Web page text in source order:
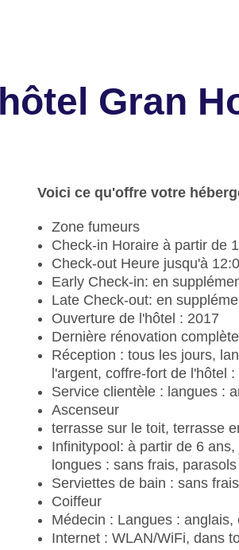
Gran
Voici ce qu'offre votre
Zone fumeurs
Check-in Horaire à partir de
Check-out Heure jusqu'à
Early Check-in: en
Late Check-out: en
Ouverture de l'hôtel : 2017
Dernière rénovation
Réception : tous les jours,
l'argent, coffre-fort de l'hôtel
Service clientèle : langues :
Ascenseur
terrasse sur le toit, terrasse
Infinitypool: à partir de 6
longues : sans frais,
Serviettes de bain : sans frais
Coiffeur
Médecin : Langues : anglais,
Internet : WLAN/WiFi, dans